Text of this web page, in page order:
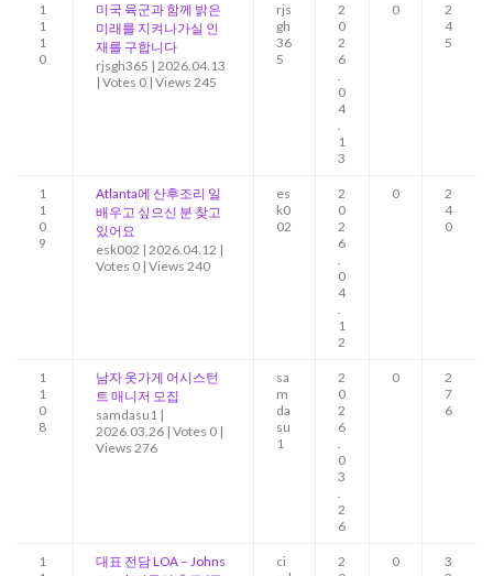
1
1
1
0
미국 육군과 함께 밝은
미래를 지켜나가실 인
재를 구합니다
rjsgh365 | 2026.04.13
| Votes 0 | Views 245
rjs
gh
36
5
2
0
2
6
.
0
4
.
1
3
0
2
4
5
1
1
0
9
Atlanta에 산후조리 일
배우고 싶으신 분 찾고
있어요
esk002 | 2026.04.12 |
Votes 0 | Views 240
es
k0
02
2
0
2
6
.
0
4
.
1
2
0
2
4
0
1
1
0
8
남자 옷가게 어시스턴
트 매니저 모집
samdasu1 |
2026.03.26 | Votes 0 |
Views 276
sa
m
da
su
1
2
0
2
6
.
0
3
.
2
6
0
2
7
6
1
대표 전담 LOA – Johns
ci
2
0
3